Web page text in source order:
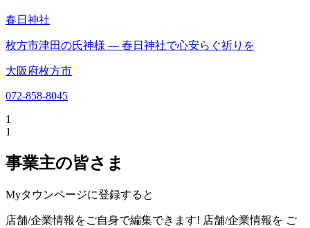
春日神社
枚方市津田の氏神様 ― 春日神社で心安らぐ祈りを
大阪府枚方市
072-858-8045
1
1
事業主の皆さま
Myタウンページに登録すると
店舗/企業情報をご自身で編集できます! 店舗/企業情報を ご